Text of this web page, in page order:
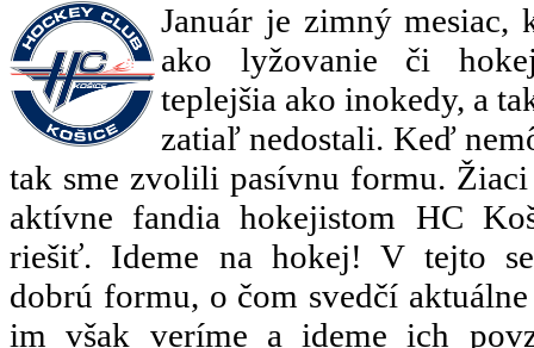
Január je zimný mesiac,
ako lyžovanie či
teplejšia ako inokedy, a
zatiaľ nedostali. Keď
tak sme zvolili pasívnu formu.
aktívne fandia hokejistom HC
riešiť. Ideme na hokej! V tejto
dobrú formu, o čom svedčí
im však veríme a ideme ich